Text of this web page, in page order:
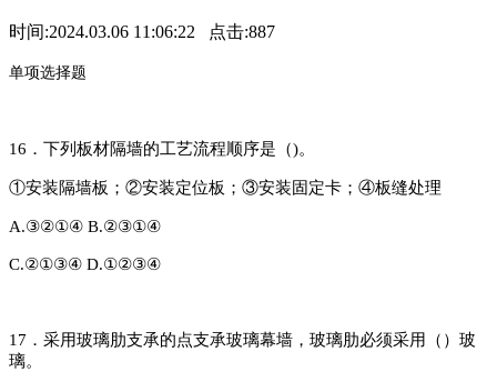
时间:2024.03.06 11:06:22 点击:887
单项选择题
16．下列板材隔墙的工艺流程顺序是（)。
①安装隔墙板；②安装定位板；③安装固定卡；④板缝处理
A.③②①④ B.②③①④
C.②①③④ D.①②③④
17．采用玻璃肋支承的点支承玻璃幕墙，玻璃肋必须采用（）玻
璃。